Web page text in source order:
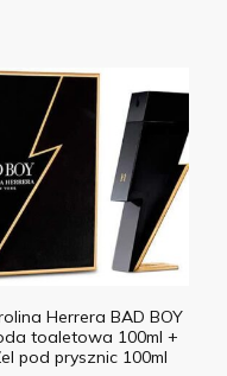
Herrera BAD BOY
toaletowa 100ml +
pod prysznic 100ml